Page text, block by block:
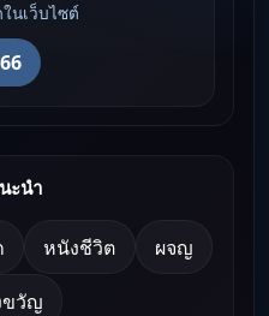
นเว็บไซต์
ะนำ
หนังชีวิต ผจญ
ขวัญ